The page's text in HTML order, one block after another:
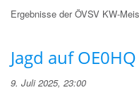
Ergebnisse der ÖVSV KW-
Jagd auf
9. Juli 2025, 23:00